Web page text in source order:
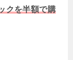
クを半額で購